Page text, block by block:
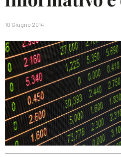
10 Giugno 2014